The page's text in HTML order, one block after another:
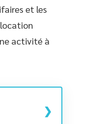
et les
activité à